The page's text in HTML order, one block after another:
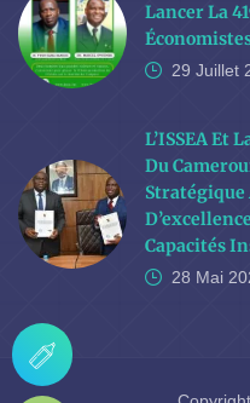
Lancer La
29 Juillet
L’ISSEA Et
Du
Stratégique
Capacités
28 Mai